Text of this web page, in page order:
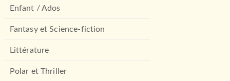
Enfant / Ados
Fantasy et Science-fiction
Littérature
Polar et Thriller